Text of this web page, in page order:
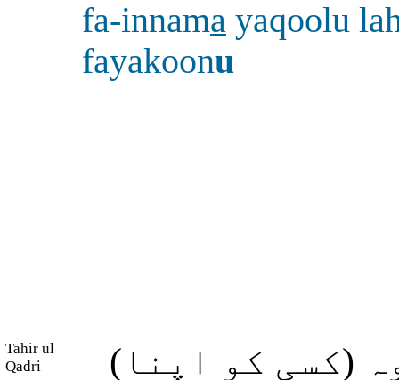
fa-innama yaqoolu
fayakoonu
Tahir ul
Qadri
(کسی کو اپنا)